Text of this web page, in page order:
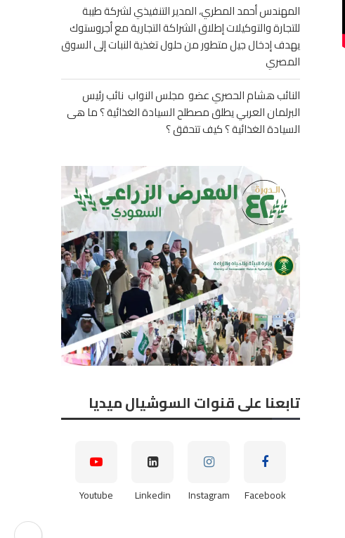
المهندس أحمد المطري، المدير التنفيذي لشركة طيبة
للتجارة والتوكيلات إطلاق الشراكة التجارية مع أجروستوك
يهدف إدخال جيل متطور من حلول تغذية النبات إلى السوق
المصري
النائب هشام الحصري عضو مجلس النواب نائب رئيس
البرلمان العربي يطلق مصطلح السيادة الغذائية ؟ ما هى
السيادة الغذائية ؟ كيف تتحقق ؟
تابعنا على قنوات السوشيال ميديا
Facebook
Instagram
Linkedin
Youtube